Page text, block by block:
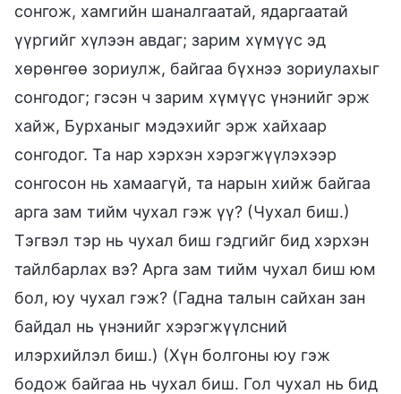
сонгож, хамгийн шаналгаатай, ядаргаатай
үүргийг хүлээн авдаг; зарим хүмүүс эд
хөрөнгөө зориулж, байгаа бүхнээ зориулахыг
сонгодог; гэсэн ч зарим хүмүүс үнэнийг эрж
хайж, Бурханыг мэдэхийг эрж хайхаар
сонгодог. Та нар хэрхэн хэрэгжүүлэхээр
сонгосон нь хамаагүй, та нарын хийж байгаа
арга зам тийм чухал гэж үү? (Чухал биш.)
Тэгвэл тэр нь чухал биш гэдгийг бид хэрхэн
тайлбарлах вэ? Арга зам тийм чухал биш юм
бол, юу чухал гэж? (Гадна талын сайхан зан
байдал нь үнэнийг хэрэгжүүлсний
илэрхийлэл биш.) (Хүн болгоны юу гэж
бодож байгаа нь чухал биш. Гол чухал нь бид